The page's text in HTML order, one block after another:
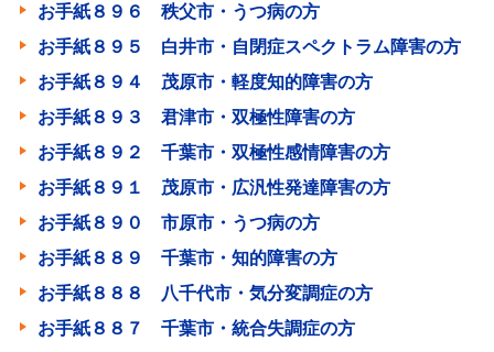
お手紙８９６ 秩父市・うつ病の方
お手紙８９５ 白井市・自閉症スペクトラム障害の方
お手紙８９４ 茂原市・軽度知的障害の方
お手紙８９３ 君津市・双極性障害の方
お手紙８９２ 千葉市・双極性感情障害の方
お手紙８９１ 茂原市・広汎性発達障害の方
お手紙８９０ 市原市・うつ病の方
お手紙８８９ 千葉市・知的障害の方
お手紙８８８ 八千代市・気分変調症の方
お手紙８８７ 千葉市・統合失調症の方